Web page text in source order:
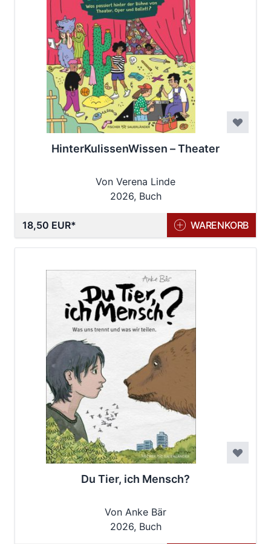
HinterKulissenWissen – Theater
Von Verena Linde
2026, Buch
18,50 EUR WARENKORB
Du Tier, ich Mensch?
Von Anke Bär
2026, Buch